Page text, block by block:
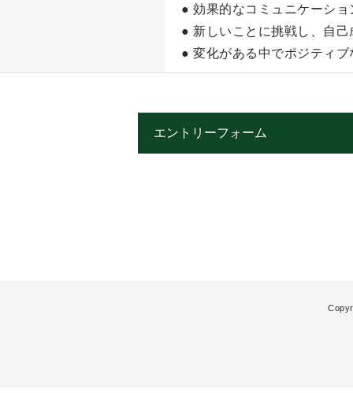
● 効果的なコミュニケーショ
● 新しいことに挑戦し、自
● 変化がある中でポジティ
エントリーフォーム